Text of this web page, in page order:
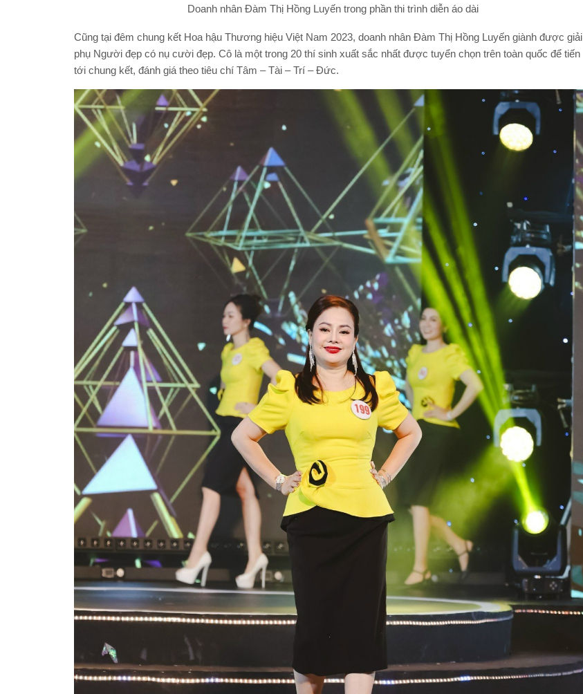
Doanh nhân Đàm Thị Hồng Luyến trong phần thi trình diễn áo dài
Cũng tại đêm chung kết Hoa hậu Thương hiệu Việt Nam 2023, doanh nhân Đàm Thị Hồng Luyến giành được giải
phụ Người đẹp có nụ cười đẹp. Cô là một trong 20 thí sinh xuất sắc nhất được tuyển chọn trên toàn quốc để tiến
tới chung kết, đánh giá theo tiêu chí Tâm – Tài – Trí – Đức.